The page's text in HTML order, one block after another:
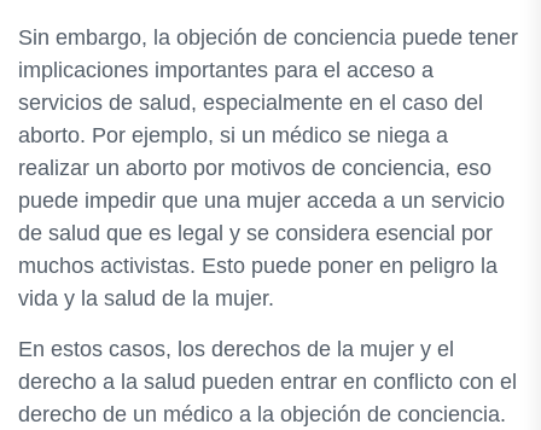
Sin embargo, la objeción de conciencia puede tener
implicaciones importantes para el acceso a
servicios de salud, especialmente en el caso del
aborto. Por ejemplo, si un médico se niega a
realizar un aborto por motivos de conciencia, eso
puede impedir que una mujer acceda a un servicio
de salud que es legal y se considera esencial por
muchos activistas. Esto puede poner en peligro la
vida y la salud de la mujer.
En estos casos, los derechos de la mujer y el
derecho a la salud pueden entrar en conflicto con el
derecho de un médico a la objeción de conciencia.